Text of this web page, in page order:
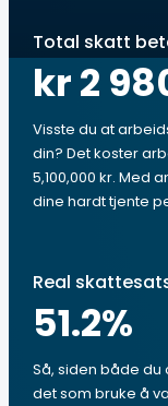
Total skatt
kr 2
Visste du at
din? Det koster
5,100,000 kr. Med
dine hardt tjente
Real
51.2%
Så, siden både
det som bruke å